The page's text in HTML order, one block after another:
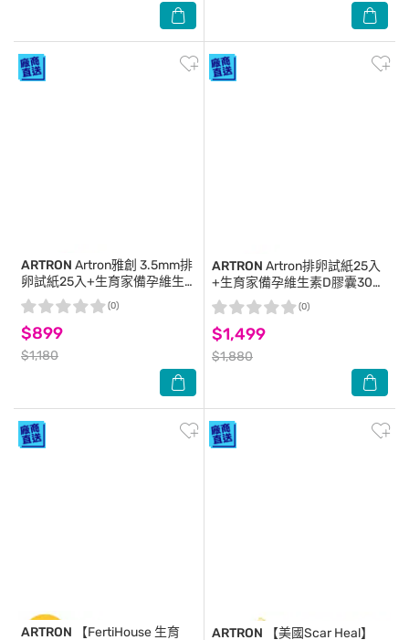
ARTRON Artron雅創 3.5mm排
卵試紙25入+生育家備孕維生
素D膠囊30顆1月份
$899
$1,180
(0)
ARTRON Artron排卵試紙25入
+生育家備孕維生素D膠囊30顆
X3罐
$1,499
$1,880
(0)
ARTRON 【FertiHouse 生育 ARTRON 【美國Scar Heal】